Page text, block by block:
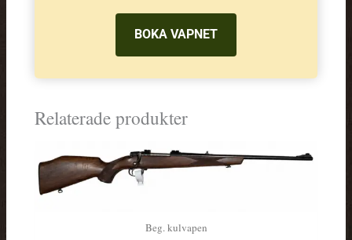
Relaterade produkter
Beg. kulvapen